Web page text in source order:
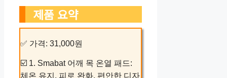
제품 요약
✅ 가격: 31,000원
☑️ 1. Smabat 어깨 목 온열 패드:
체온 유지, 피로 완화, 편안한 디자